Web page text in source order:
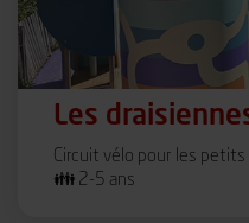
Les
Circuit vélo pour les
👪 2-5 ans